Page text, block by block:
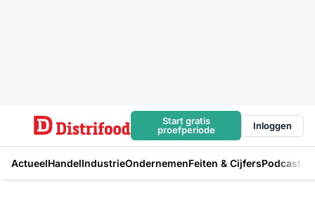
Start gratis
proefperiode
Inloggen
ActueelHandelIndustrieOndernemenFeiten & CijfersPodcast